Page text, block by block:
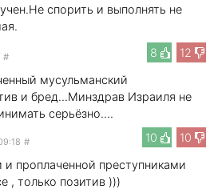
спорить и выполнять не
8
12
#
мусульманский
и бред...Минздрав Израиля не
серьёзно....
10
10
#
проплаченной преступниками
, только позитив )))